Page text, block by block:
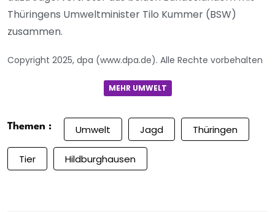
Thüringens Umweltminister Tilo Kummer (BSW)
zusammen.
Copyright 2025, dpa (www.dpa.de). Alle Rechte vorbehalten
MEHR UMWELT
Themen : Umwelt Jagd Thüringen
Tier Hildburghausen